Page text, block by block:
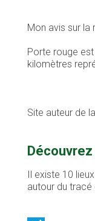
Mon avis sur la
Porte rouge
kilomètres
Site auteur de
Il existe 10
autour du